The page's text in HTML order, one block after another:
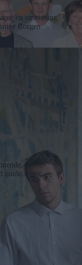
en omvisning
Borgen.
de
guide. Foto: